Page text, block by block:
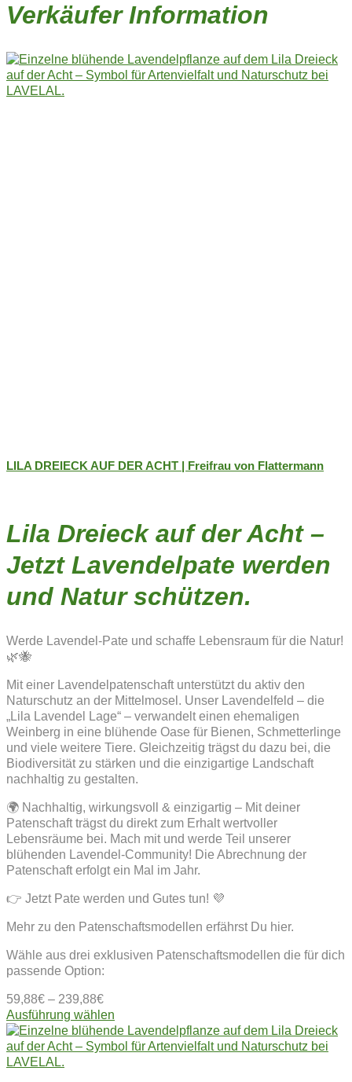
Verkäufer Information
LILA DREIECK AUF DER ACHT | Freifrau von Flattermann
Lila Dreieck auf der Acht –
Jetzt Lavendelpate werden
und Natur schützen.
Werde Lavendel-Pate und schaffe Lebensraum für die Natur!
🌿🐝
Mit einer Lavendelpatenschaft unterstützt du aktiv den
Naturschutz an der Mittelmosel. Unser Lavendelfeld – die
„Lila Lavendel Lage“ – verwandelt einen ehemaligen
Weinberg in eine blühende Oase für Bienen, Schmetterlinge
und viele weitere Tiere. Gleichzeitig trägst du dazu bei, die
Biodiversität zu stärken und die einzigartige Landschaft
nachhaltig zu gestalten.
🌍 Nachhaltig, wirkungsvoll & einzigartig – Mit deiner
Patenschaft trägst du direkt zum Erhalt wertvoller
Lebensräume bei. Mach mit und werde Teil unserer
blühenden Lavendel-Community! Die Abrechnung der
Patenschaft erfolgt ein Mal im Jahr.
👉 Jetzt Pate werden und Gutes tun! 💜
Mehr zu den Patenschaftsmodellen erfährst Du hier.
Wähle aus drei exklusiven Patenschaftsmodellen die für dich
passende Option:
59,88€ – 239,88€
Ausführung wählen
Produkt
weist